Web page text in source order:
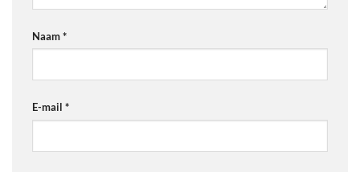
Naam*
E-mail *